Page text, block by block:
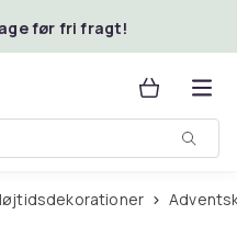
før fri fragt!
Højtidsdekorationer